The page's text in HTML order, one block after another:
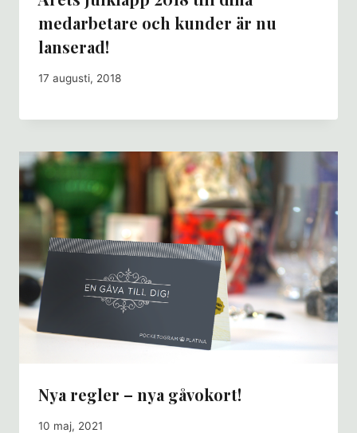
medarbetare och kunder är nu
lanserad!
17 augusti, 2018
Nya regler – nya gåvokort!
10 maj, 2021